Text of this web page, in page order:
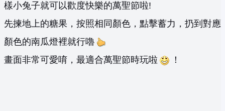
樣小兔子就可以歡度快樂的萬聖節啦!
先揀地上的糖果，按照相同顏色，點擊蓄力，扔到對應
顏色的南瓜燈裡就行嚕
畫面非常可愛唷，最適合萬聖節時玩啦
！